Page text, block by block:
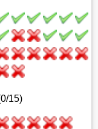
15)